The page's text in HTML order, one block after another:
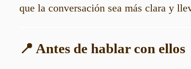
que la conversación sea más clara y
📍 Antes de hablar con ellos